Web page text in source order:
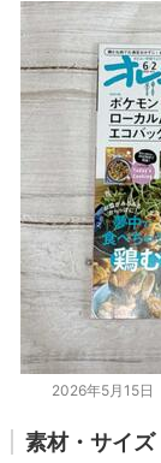
2026年5月15日
素材・サイズ